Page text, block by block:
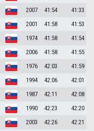
2007 41:54
41:33
2001 41:58
41:53
1974 41:58
41:54
2006 41:58
41:55
1976 42:03
41:59
1994 42:06
42:01
1987 42:11
42:08
1990 42:23
42:20
2003 42:26
42:21